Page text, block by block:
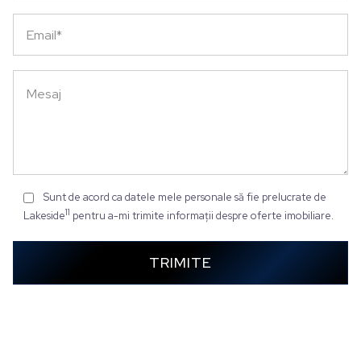
Sunt de acord ca datele mele personale să fie prelucrate de
Lakeside11 pentru a-mi trimite informații despre oferte imobiliare.